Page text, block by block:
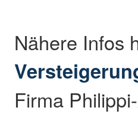
Nähere Infos
Firma